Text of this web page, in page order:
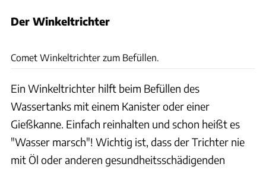
Der Winkeltrichter
Comet Winkeltrichter zum Befüllen.
Ein Winkeltrichter hilft beim Befüllen des
Wassertanks mit einem Kanister oder einer
Gießkanne. Einfach reinhalten und schon heißt es
"Wasser marsch"! Wichtig ist, dass der Trichter nie
mit Öl oder anderen gesundheitsschädigenden